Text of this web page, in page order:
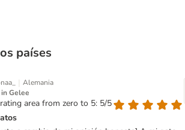
países
| Alemania
Gelee
area from zero to 5: 5/5